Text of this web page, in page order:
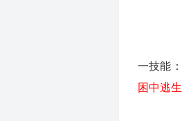
一技能：
困中逃生